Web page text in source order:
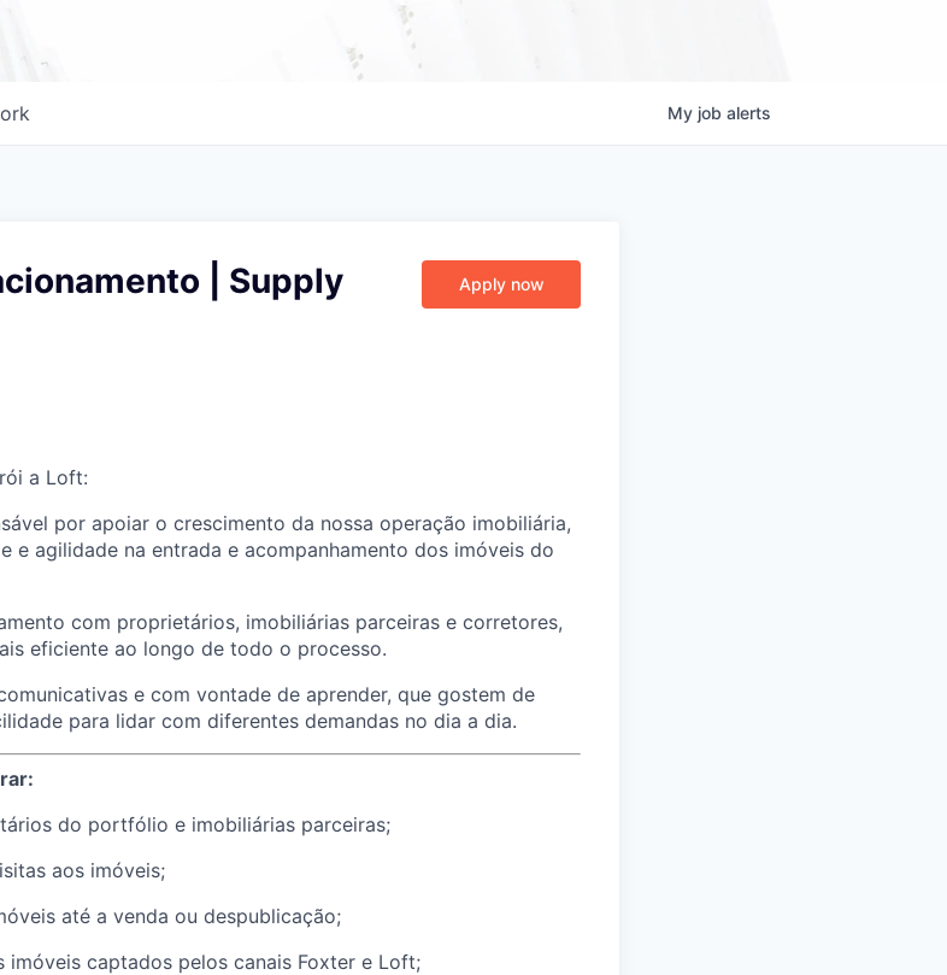
My job alerts
| Supply
Apply now
a Loft:
por apoiar o crescimento da nossa operação imobiliária,
e agilidade na entrada e acompanhamento dos imóveis do
com proprietários, imobiliárias parceiras e corretores,
eficiente ao longo de todo o processo.
e com vontade de aprender, que gostem de
para lidar com diferentes demandas no dia a dia.
do portfólio e imobiliárias parceiras;
aos imóveis;
até a venda ou despublicação;
imóveis captados pelos canais Foxter e Loft;